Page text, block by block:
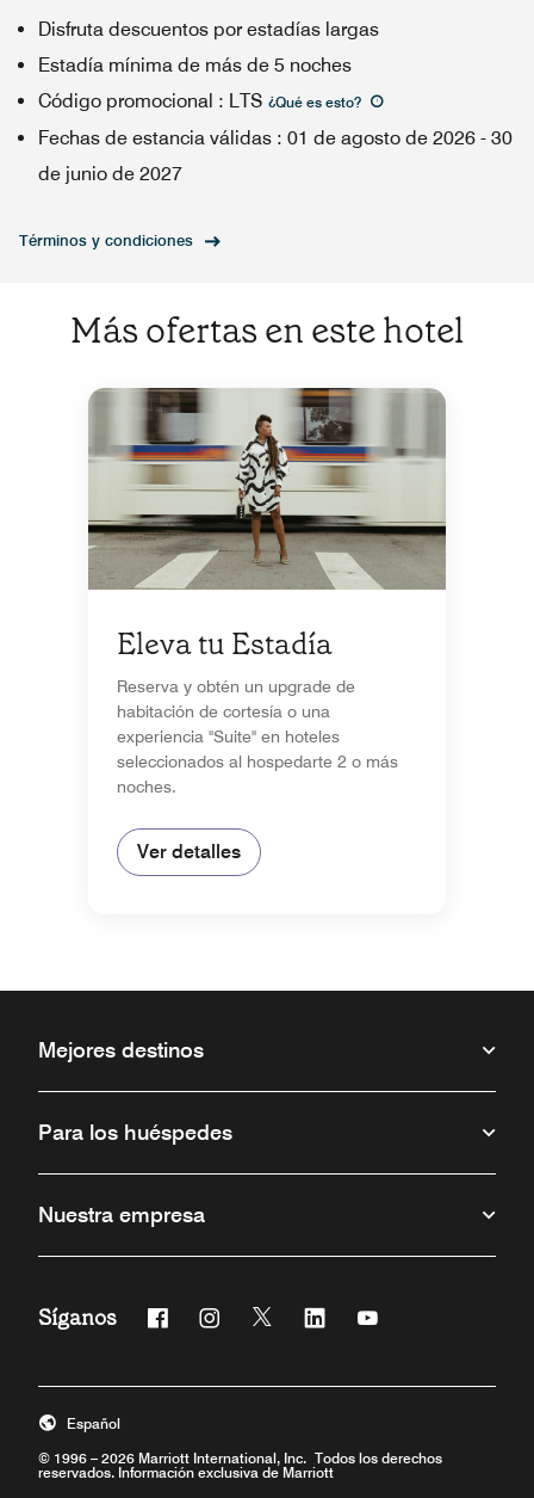
Disfruta descuentos por estadías largas
Estadía mínima de más de 5 noches
Código promocional : LTS ¿Qué es esto?
Fechas de estancia válidas : 01 de agosto de 2026 - 30
de junio de 2027
Términos y condiciones
Más ofertas en este hotel
Eleva tu Estadía
Reserva y obtén un upgrade de
habitación de cortesía o una
experiencia "Suite" en hoteles
seleccionados al hospedarte 2 o más
noches.
Ver detalles
Mejores destinos
Para los huéspedes
Nuestra empresa
Síganos Facebook
Abre una ventana nueva
Instagram
Abre una ventana nueva
Twitter
Abre una ventana nueva
Linkedin
Abre una ventana nueva
Abre una ventana
© 1996 – 2026 Marriott International, Inc. Todos los derechos
reservados. Información exclusiva de Marriott
Español